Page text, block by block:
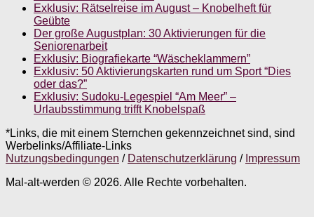
Exklusiv: Rätselreise im August – Knobelheft für
Geübte
Der große Augustplan: 30 Aktivierungen für die
Seniorenarbeit
Exklusiv: Biografiekarte “Wäscheklammern”
Exklusiv: 50 Aktivierungskarten rund um Sport “Dies
oder das?”
Exklusiv: Sudoku-Legespiel “Am Meer” –
Urlaubsstimmung trifft Knobelspaß
*Links, die mit einem Sternchen gekennzeichnet sind, sind
Werbelinks/Affiliate-Links
Nutzungsbedingungen / Datenschutzerklärung / Impressum
Mal-alt-werden © 2026. Alle Rechte vorbehalten.